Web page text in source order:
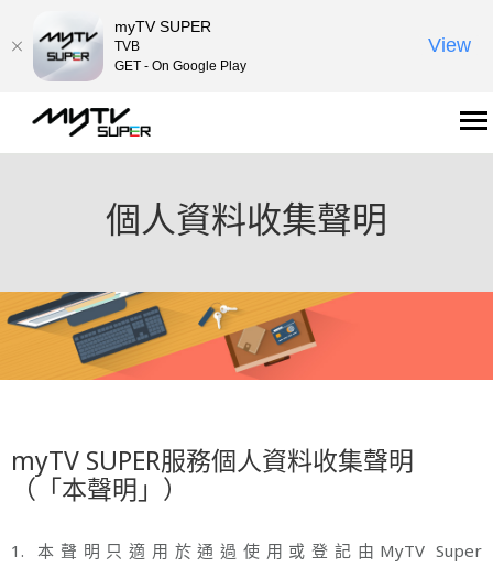
個人資料收集聲明
myTV SUPER服務個人資料收集聲明
（「本聲明」）
1.
本聲明只適用於通過使用或登記由MyTV Super
myTV SUPER
TVB
GET - On Google Play
View